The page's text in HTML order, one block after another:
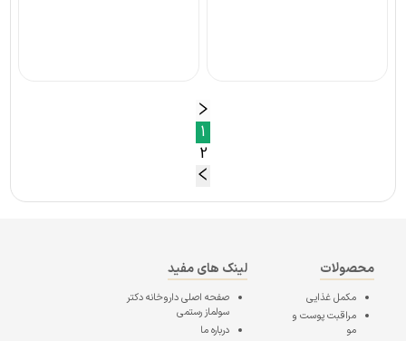
1
2
محصولات
مکمل غذایی
مراقبت پوست و
مو
لینک های مفید
صفحه اصلیداروخانه دکتر
سولماز رستمی
درباره ما